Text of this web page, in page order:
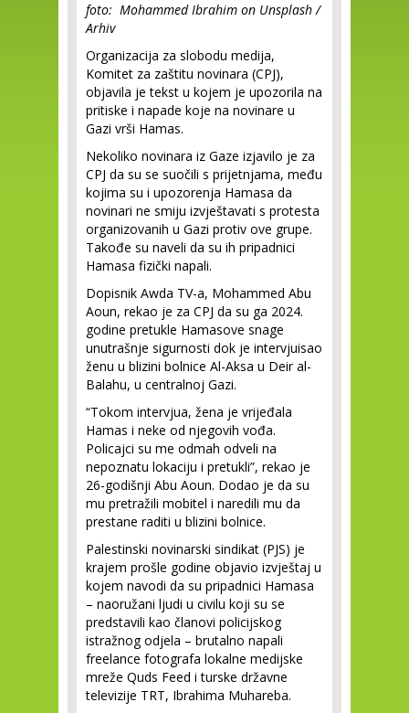
foto: Mohammed Ibrahim on Unsplash /
Arhiv
Organizacija za slobodu medija,
Komitet za zaštitu novinara (CPJ),
objavila je tekst u kojem je upozorila na
pritiske i napade koje na novinare u
Gazi vrši Hamas.
Nekoliko novinara iz Gaze izjavilo je za
CPJ da su se suočili s prijetnjama, među
kojima su i upozorenja Hamasa da
novinari ne smiju izvještavati s protesta
organizovanih u Gazi protiv ove grupe.
Takođe su naveli da su ih pripadnici
Hamasa fizički napali.
Dopisnik Awda TV-a, Mohammed Abu
Aoun, rekao je za CPJ da su ga 2024.
godine pretukle Hamasove snage
unutrašnje sigurnosti dok je intervjuisao
ženu u blizini bolnice Al-Aksa u Deir al-
Balahu, u centralnoj Gazi.
“Tokom intervjua, žena je vrijeđala
Hamas i neke od njegovih vođa.
Policajci su me odmah odveli na
nepoznatu lokaciju i pretukli”, rekao je
26-godišnji Abu Aoun. Dodao je da su
mu pretražili mobitel i naredili mu da
prestane raditi u blizini bolnice.
Palestinski novinarski sindikat (PJS) je
krajem prošle godine objavio izvještaj u
kojem navodi da su pripadnici Hamasa
– naoružani ljudi u civilu koji su se
predstavili kao članovi policijskog
istražnog odjela – brutalno napali
freelance fotografa lokalne medijske
mreže Quds Feed i turske državne
televizije TRT, Ibrahima Muhareba.